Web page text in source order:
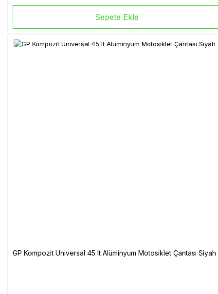
Sepete Ekle
GP Kompozit Universal 45 lt Alüminyum Motosiklet Çantası Siyah